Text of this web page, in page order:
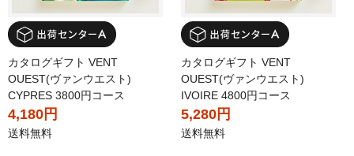
カタログギフト VENT
OUEST(ヴァンウエスト)
CYPRES 3800円コース
4,180円
送料無料
カタログギフト VENT
OUEST(ヴァンウエスト)
IVOIRE 4800円コース
5,280円
送料無料